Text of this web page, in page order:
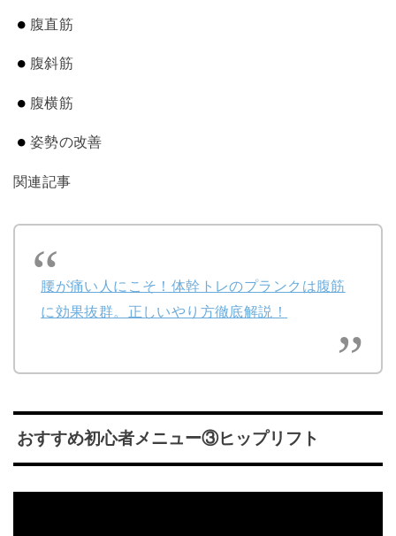
腹直筋
腹斜筋
腹横筋
姿勢の改善
関連記事
腰が痛い人にこそ！体幹トレのプランクは腹筋
に効果抜群。正しいやり方徹底解説！
おすすめ初心者メニュー③ヒップリフト